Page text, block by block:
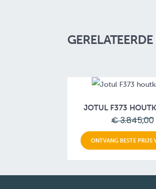
JOTUL F373
€ 3.845,00
ONTVANG BESTE PRIJS